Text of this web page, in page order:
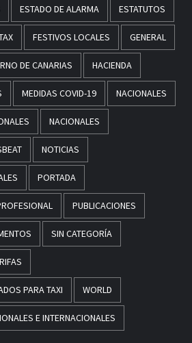
ESTADO DE ALARMA ESTATUTOS
FESTIVOS LOCALES GENERAL
DE CANARIAS HACIENDA
MEDIDAS COVID-19 NACIONALES
NACIONALES
NOTICIAS
PORTADA
PUBLICACIONES
SIN CATEGORÍA
PARA TAXI WORLD
E INTERNACIONALES